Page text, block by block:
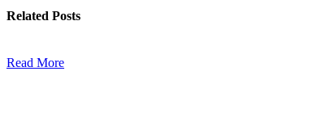
Related Posts
Read More